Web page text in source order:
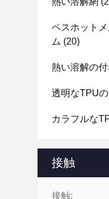
ペスホット
ム (20)
熱い溶解の
透明なTPU
カラフルな
接触
接触: